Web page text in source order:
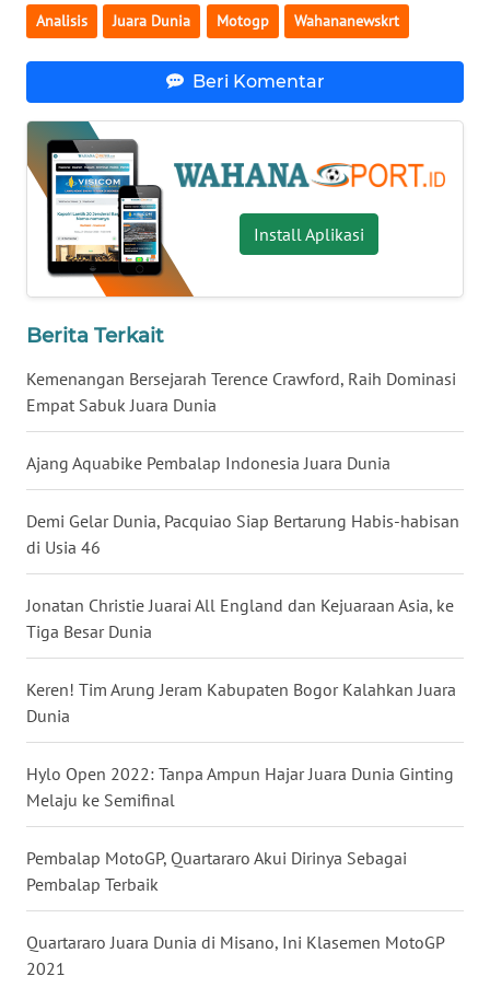
Analisis Juara Dunia Motogp Wahananewskrt
Beri Komentar
Install Aplikasi
Berita Terkait
Kemenangan Bersejarah Terence Crawford, Raih Dominasi
Empat Sabuk Juara Dunia
Ajang Aquabike Pembalap Indonesia Juara Dunia
Demi Gelar Dunia, Pacquiao Siap Bertarung Habis-habisan
di Usia 46
Jonatan Christie Juarai All England dan Kejuaraan Asia, ke
Tiga Besar Dunia
Keren! Tim Arung Jeram Kabupaten Bogor Kalahkan Juara
Dunia
Hylo Open 2022: Tanpa Ampun Hajar Juara Dunia Ginting
Melaju ke Semifinal
Pembalap MotoGP, Quartararo Akui Dirinya Sebagai
Pembalap Terbaik
Quartararo Juara Dunia di Misano, Ini Klasemen MotoGP
2021
INFO
IKLAN
PEDOMAN
MEDIA
SIBER
REDAKSI
KARIR
DISCLAIMER
News
Regional
WN
SUMUT
WN
WN
WN
BANTEN
NTT
WN
KEPRI